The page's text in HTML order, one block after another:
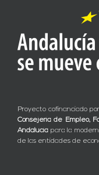
Proyecto cofinanciado
Consejería de Empleo,
Andalucía para la
de las entidades de